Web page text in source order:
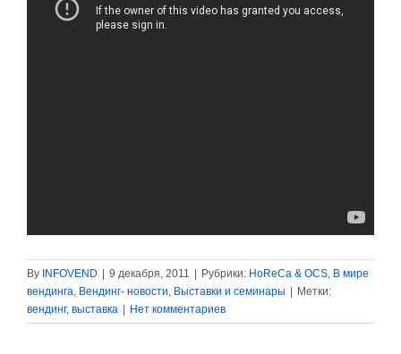
By INFOVEND 9 декабря, 2011 Рубрики: HoReCa & OCS, В мире
вендинга, Вендинг- новости, Выставки и семинары
Метки:
вендинг, выставка Нет комментариев